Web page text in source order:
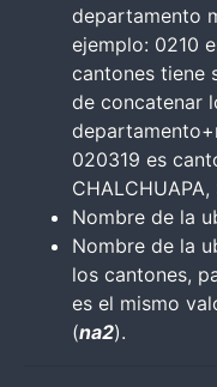
departamento
ejemplo: 0210
cantones tiene
de concatenar
020319 es
CHALCHUAPA,
Nombre de la
Nombre de la
los cantones,
es el mismo
(na2).